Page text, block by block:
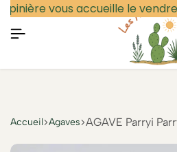
vous accueille le
Professionnel
Accueil Agaves AGAVE Parryi